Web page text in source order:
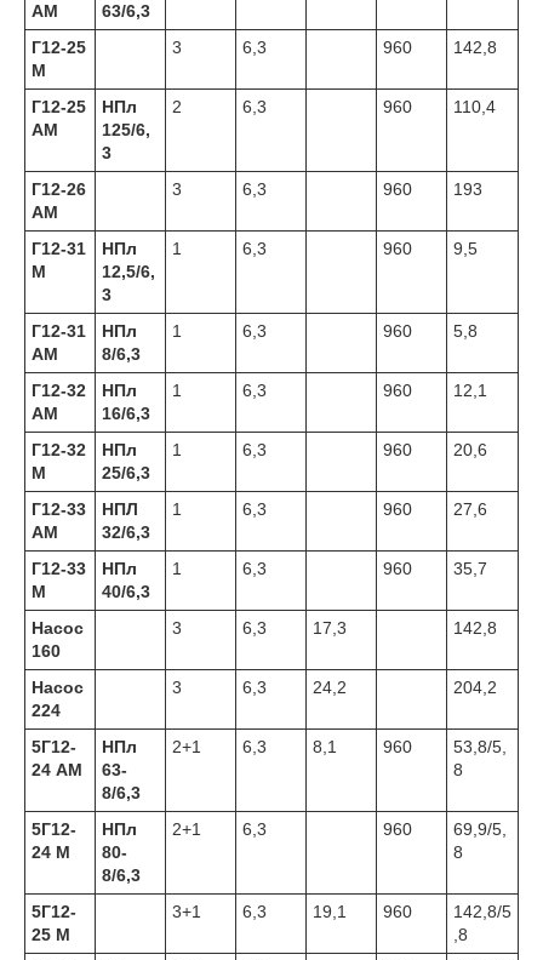
АМ
63/6,3
Г12-25
М
3 6,3 960 142,8
Г12-25
АМ
НПл
125/6,
3
2 6,3 960 110,4
Г12-26
АМ
3 6,3 960 193
Г12-31
М
НПл
12,5/6,
3
1 6,3 960 9,5
Г12-31
АМ
НПл
8/6,3
1 6,3 960 5,8
Г12-32
АМ
НПл
16/6,3
1 6,3 960 12,1
Г12-32
М
НПл
25/6,3
1 6,3 960 20,6
Г12-33
АМ
НПЛ
32/6,3
1 6,3 960 27,6
Г12-33
М
НПл
40/6,3
1 6,3 960 35,7
Насос
160
3 6,3 17,3 142,8
Насос
224
3 6,3 24,2 204,2
5Г12-
24 АМ
НПл
63-
8/6,3
2+1 6,3 8,1 960
53,8/5,
8
5Г12-
24 М
НПл
80-
8/6,3
2+1 6,3 960
69,9/5,
8
5Г12-
25 М
3+1 6,3 19,1 960
142,8/5
,8